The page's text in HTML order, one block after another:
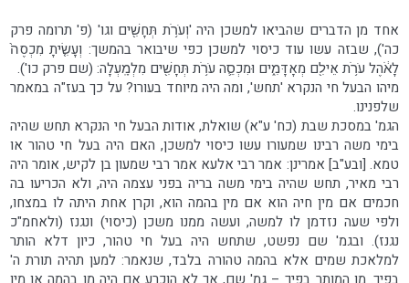
אחד מן הדברים שהביאו למשכן היה 'וְעֹרֹ֥ת תְּחָשִׁ֖ים וגו' (פ' תרומה פרק
כה'), שבזה עשו עוד כיסוי למשכן כפי שיבואר בהמשך: וְעָשִׂ֤יתָ מִכְסֶה֙
לָאֹ֔הֶל עֹרֹ֥ת אֵילִ֖ם מְאָדָּמִ֑ים וּמִכְסֵ֛ה עֹרֹ֥ת תְּחָשִׁ֖ים מִלְמָֽעְלָה: (שם פרק כו').
מיהו הבעל חי הנקרא 'תחש', ומה היה מיוחד בעורו? על כך בעז"ה במאמר
שלפנינו.
הגמ' במסכת שבת (כח' ע"א) שואלת, אודות הבעל חי הנקרא תחש שהיה
בימי משה רבינו שמעורו עשו כיסוי למשכן, האם היה בעל חי טהור או
טמא. [ובע"ב] אמרינן: אמר רבי אלעא אמר רבי שמעון בן לקיש, אומר היה
רבי מאיר, תחש שהיה בימי משה בריה בפני עצמה היה, ולא הכריעו בה
חכמים אם מין חיה הוא אם מין בהמה הוא, וקרן אחת היתה לו במצחו,
ולפי שעה נזדמן לו למשה, ועשה ממנו משכן (כיסוי) ונגנז (ולאחמ"כ
נגנז). ובגמ' שם נפשט, שתחש היה בעל חי טהור, כיון דלא הותר
למלאכת שמים אלא בהמה טהורה בלבד, שנאמר: למען תהיה תורת ה'